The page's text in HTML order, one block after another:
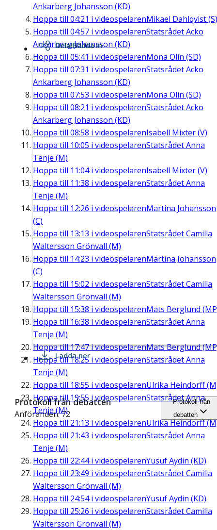
Ankarberg Johansson (KD)
Hoppa till 04:21 i videospelarenMikael Dahlqvist (S)
Hoppa till 04:57 i videospelarenStatsrådet Acko
Ankarberg Johansson (KD)
Hoppa till 05:41 i videospelarenMona Olin (SD)
Hoppa till 07:31 i videospelarenStatsrådet Acko
Ankarberg Johansson (KD)
Hoppa till 07:53 i videospelarenMona Olin (SD)
Hoppa till 08:21 i videospelarenStatsrådet Acko
Ankarberg Johansson (KD)
Hoppa till 08:58 i videospelarenIsabell Mixter (V)
Hoppa till 10:05 i videospelarenStatsrådet Anna
Tenje (M)
Hoppa till 11:04i videospelarenIsabell Mixter (V)
Hoppa till 11:38 i videospelarenStatsrådet Anna
Tenje (M)
Hoppa till 12:26 i videospelarenMartina Johansson
(C)
Hoppa till 13:13 i videospelarenStatsrådet Camilla
Waltersson Grönvall (M)
Hoppa till 14:23 i videospelarenMartina Johansson
(C)
Hoppa till 15:02 i videospelarenStatsrådet Camilla
Waltersson Grönvall (M)
Hoppa till 15:38 i videospelarenMats Berglund
Hoppa till 16:38 i videospelarenStatsrådet Anna
Tenje (M)
Hoppa till17:47i videospelarenMats Berglund
Hoppa till18:25 i videospelarenStatsrådet Anna
Tenje (M)
Hoppa till 18:55 i videospelarenUlrika Heindorff
Hoppa till 19:55 i videospelarenStatsrådet Anna
Tenje (M)
Hoppa till 21:13 i videospelarenUlrika Heindorff
Hoppa till 21:43 i videospelarenStatsrådet Anna
Tenje (M)
Hoppa till 22:44i videospelarenYusuf Aydin (KD)
Hoppa till 23:49 i videospelarenStatsrådet Camilla
Waltersson Grönvall (M)
Hoppa till 24:54i videospelarenYusuf Aydin (KD)
Hoppa till 25:26 i videospelarenStatsrådet Camilla
Waltersson Grönvall (M)
Dela/Bädda in
Ladda ner
Protokoll från debatten
Anföranden: 72
Protokoll från
debatten